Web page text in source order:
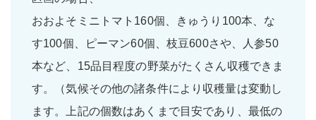
おおよそ ミニトマト160個 きゅうり100本
な
す100個
ピーマン60個 枝豆600さや、
人参50
本など、 15品目程度の野菜がたくさん収穫できま
す。（気候その他の諸条件により収穫量は変動し
ます。上記の個数はあくまで目安であり、最低の